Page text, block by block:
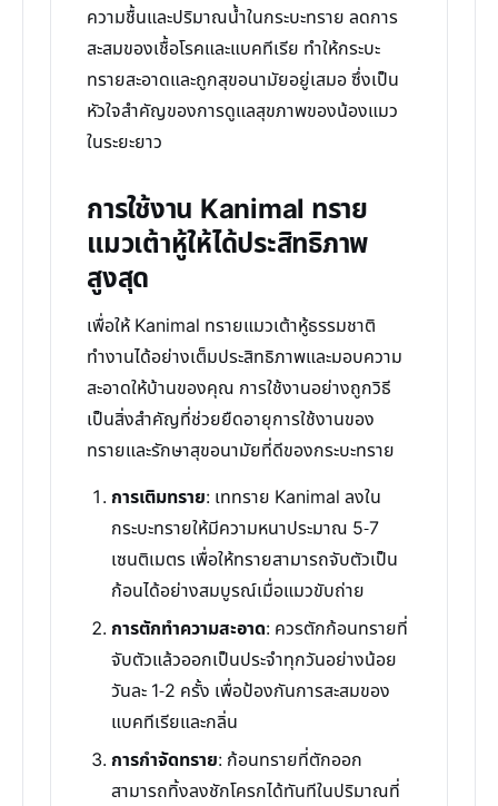
ความชื้นและปริมาณน้ำในกระบะทราย ลดการ
สะสมของเชื้อโรคและแบคทีเรีย ทำให้กระบะ
ทรายสะอาดและถูกสุขอนามัยอยู่เสมอ ซึ่งเป็น
หัวใจสำคัญของการดูแลสุขภาพของน้องแมว
ในระยะยาว
การใช้งาน Kanimal ทราย
แมวเต้าหู้ให้ได้ประสิทธิภาพ
สูงสุด
เพื่อให้ Kanimal ทรายแมวเต้าหู้ธรรมชาติ
ทำงานได้อย่างเต็มประสิทธิภาพและมอบความ
สะอาดให้บ้านของคุณ การใช้งานอย่างถูกวิธี
เป็นสิ่งสำคัญที่ช่วยยืดอายุการใช้งานของ
ทรายและรักษาสุขอนามัยที่ดีของกระบะทราย
การเติมทราย: เททราย Kanimal ลงใน
กระบะทรายให้มีความหนาประมาณ 5-7
เซนติเมตร เพื่อให้ทรายสามารถจับตัวเป็น
ก้อนได้อย่างสมบูรณ์เมื่อแมวขับถ่าย
การตักทำความสะอาด: ควรตักก้อนทรายที่
จับตัวแล้วออกเป็นประจำทุกวันอย่างน้อย
วันละ 1-2 ครั้ง เพื่อป้องกันการสะสมของ
แบคทีเรียและกลิ่น
การกำจัดทราย: ก้อนทรายที่ตักออก
สามารถทิ้งลงชักโครกได้ทันทีในปริมาณที่